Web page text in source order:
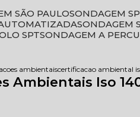
SÃO PAULO SONDAGEM
SPT SONDAGEM A
ambientaiscertificacao ambiental
Ambientais Iso